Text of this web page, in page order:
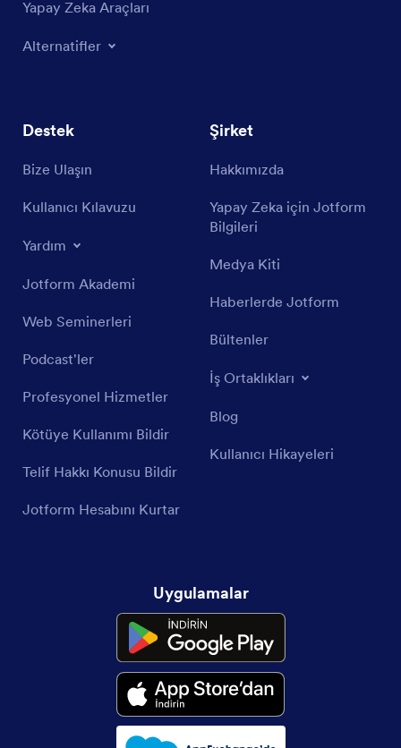
Yapay Zeka Araçları
Alternatifler
Destek
Bize Ulaşın
Kullanıcı Kılavuzu
Yardım
Jotform Akademi
Web Seminerleri
Podcast'ler
Profesyonel Hizmetler
Kötüye Kullanımı Bildir
Telif Hakkı Konusu Bildir
Jotform Hesabını Kurtar
Şirket
Hakkımızda
Yapay Zeka için Jotform
Bilgileri
Medya Kiti
Haberlerde Jotform
Bültenler
İş Ortaklıkları
Blog
Kullanıcı Hikayeleri
Uygulamalar